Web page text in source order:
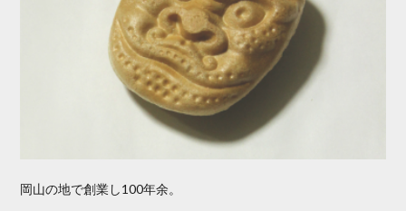
岡山の地で創業し100年余。